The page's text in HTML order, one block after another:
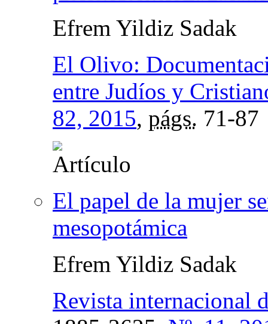
Efrem Yildiz Sadak
El Olivo:
entre Judíos y
82, 2015, págs. 71-87
El papel de la mujer
mesopotámica
Efrem Yildiz Sadak
Revista internacional